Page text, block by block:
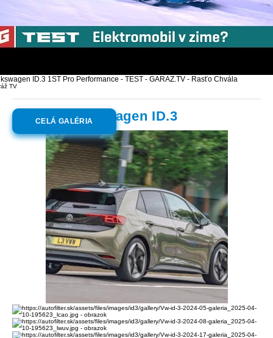
ID.3 1ST Pro Performance - TEST - GARAZ.TV - Rasťo Chvála
TV
Galéria:Volkswagen ID.3
CELÁ GALÉRIA